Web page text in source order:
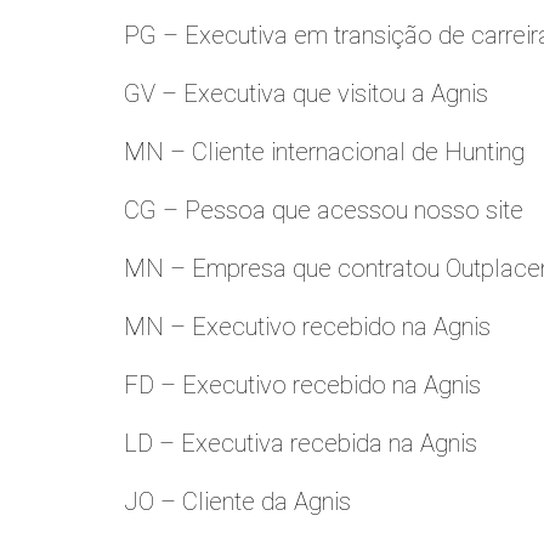
PG – Executiva em transição de
GV – Executiva que visitou a Agnis
MN – Cliente internacional de Hunting
CG – Pessoa que acessou nosso site
MN – Empresa que contratou
MN – Executivo recebido na Agnis
FD – Executivo recebido na Agnis
LD – Executiva recebida na Agnis
JO – Cliente da Agnis